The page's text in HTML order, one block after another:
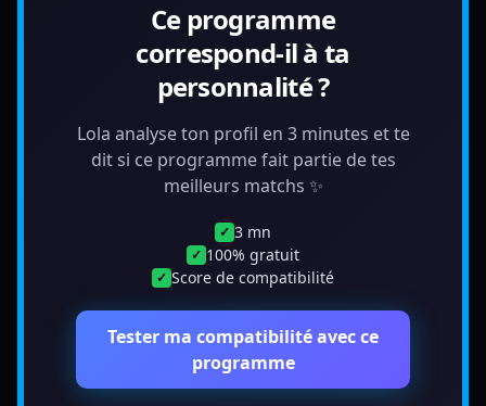
Ce programme
correspond-il à ta
personnalité ?
Lola analyse ton profil en 3 minutes et te
dit si ce programme fait partie de tes
meilleurs matchs ✨
✓ 3 mn
✓ 100% gratuit
✓ Score de compatibilité
Tester ma compatibilité avec ce
programme